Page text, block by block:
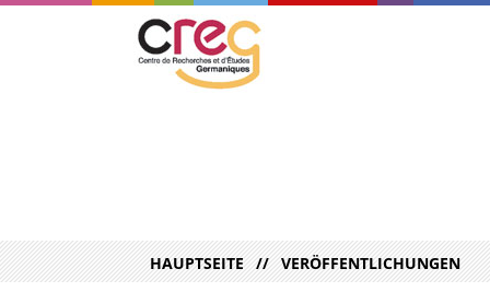
HAUPTSEITE VERÖFFENTLICHUNGEN